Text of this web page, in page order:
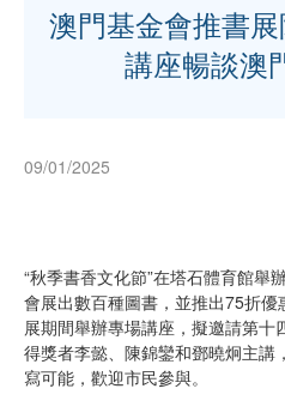
澳門基金會推書
講座暢談澳
09/01/2025
“秋季書香文化節”在塔石體育館舉
會展出數百種圖書，並推出75折
展期間舉辦專場講座，擬邀請第
得獎者李懿、陳錦鑾和鄧曉炯主講
寫可能，歡迎市民參與。